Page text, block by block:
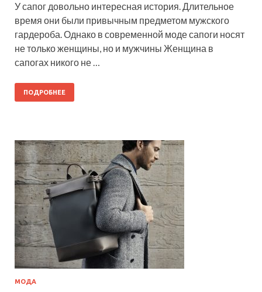
У сапог довольно интересная история. Длительное
время они были привычным предметом мужского
гардероба. Однако в современной моде сапоги носят
не только женщины, но и мужчины Женщина в
сапогах никого не …
ПОДРОБНЕЕ
МОДА